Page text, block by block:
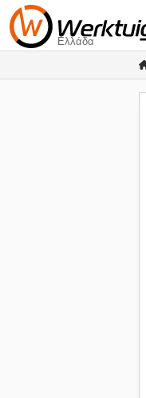
Ελλάδα